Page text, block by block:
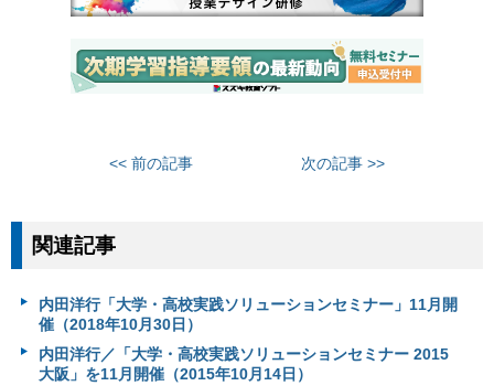
<< 前の記事 次の記事 >>
関連記事
内田洋行「大学・高校実践ソリューションセミナー」11月開
催（2018年10月30日）
内田洋行／「大学・高校実践ソリューションセミナー 2015
大阪」を11月開催（2015年10月14日）